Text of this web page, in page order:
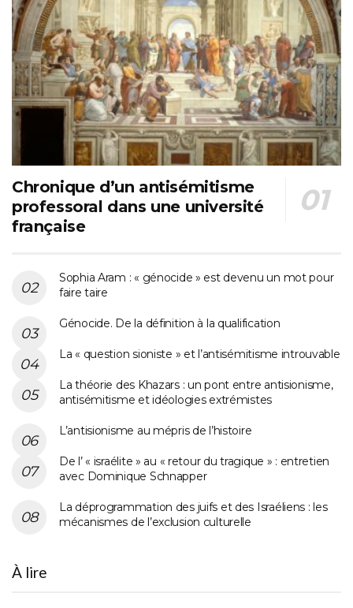
Chronique d’un antisémitisme
professoral dans une université
française
Sophia Aram : « génocide » est devenu un mot pour
faire taire
Génocide. De la définition à la qualification
La « question sioniste » et l’antisémitisme introuvable
La théorie des Khazars : un pont entre antisionisme,
antisémitisme et idéologies extrémistes
L’antisionisme au mépris de l’histoire
De l’ « israélite » au « retour du tragique » : entretien
avec Dominique Schnapper
La déprogrammation des juifs et des Israéliens : les
mécanismes de l’exclusion culturelle
À lire